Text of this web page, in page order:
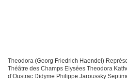
Theodora (Georg Friedrich Haendel)
Théâtre des Champs Elysées Theodora
d’Oustrac Didyme Philippe Jaroussky